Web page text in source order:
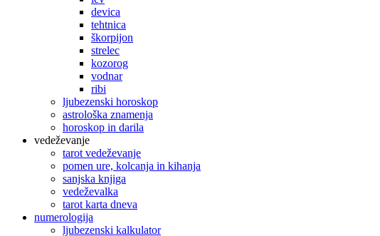
devica
tehtnica
škorpijon
strelec
kozorog
vodnar
ribi
ljubezenski horoskop
astrološka znamenja
horoskop in darila
vedeževanje
tarot vedeževanje
pomen ure, kolcanja in kihanja
sanjska knjiga
vedeževalka
tarot karta dneva
numerologija
ljubezenski kalkulator